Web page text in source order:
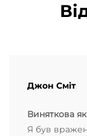
Джон Сміт
Виняткова
Я був